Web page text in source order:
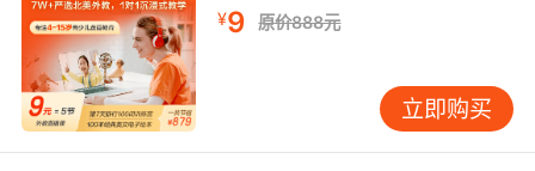
¥9 原价888元
立即购买